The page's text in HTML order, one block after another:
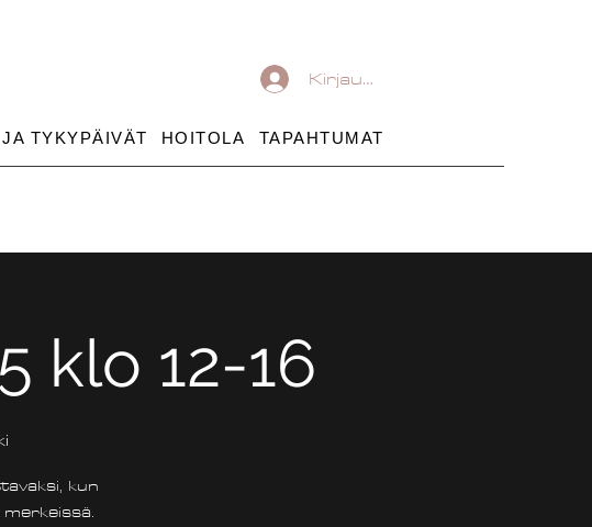
Kirjaudu
TYKYPÄIVÄT HOITOLA
TAPAHTUMAT
klo 12-16
kun